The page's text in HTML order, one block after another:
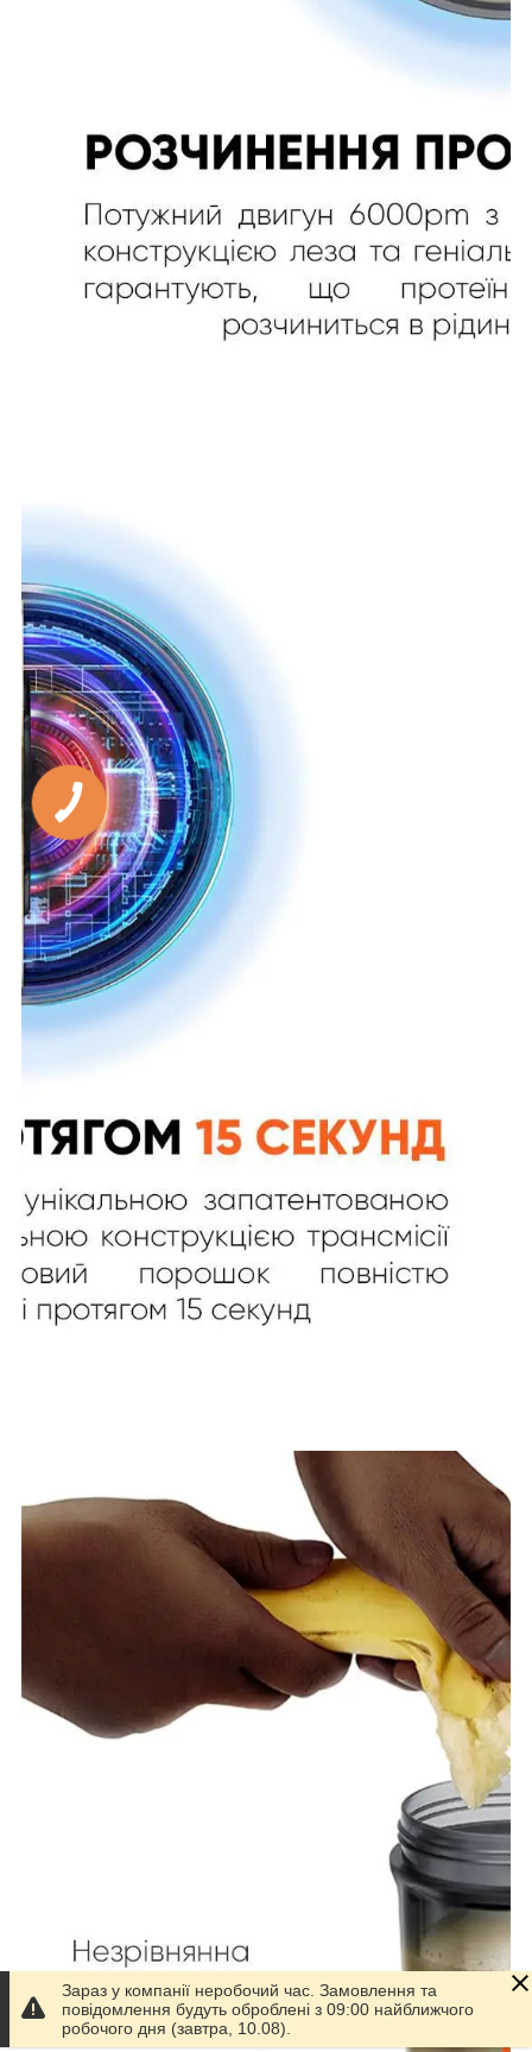
Зараз у компанії неробочий час. Замовлення та
повідомлення будуть оброблені з 09:00 найближчого
робочого дня (завтра, 10.08).